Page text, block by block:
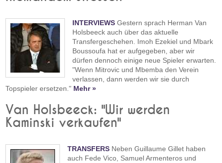
INTERVIEWS Gestern sprach Herman Van
Holsbeeck auch über das aktuelle
Transfergeschehen. Imoh Ezekiel und Mbark
Boussoufa hat er aufgegeben, aber wir
dürfen dennoch einige neue Spieler erwarten.
"Wenn Mitrovic und Mbemba den Verein
verlassen, dann werden wir sie durch
Topspieler ersetzen." Mehr »
Van Holsbeeck: "Wir werden
Kaminski verkaufen"
TRANSFERS Neben Guillaume Gillet haben
auch Fede Vico, Samuel Armenteros und